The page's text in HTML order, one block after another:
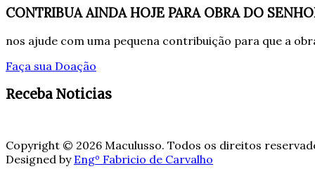
CONTRIBUA AINDA HOJE PARA OBRA DO
nos ajude com uma pequena contribuição para que a
Faça sua Doação
Receba Noticias
Copyright © 2026 Maculusso. Todos os direitos
Designed by Engº Fabricio de Carvalho